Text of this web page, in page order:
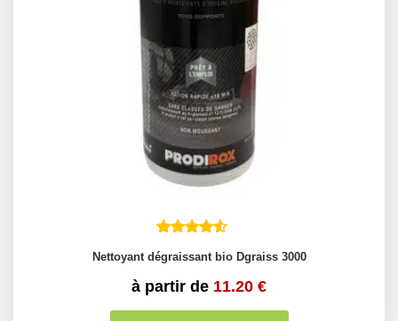
Nettoyant dégraissant bio Dgraiss 3000
à partir de 11.20 €